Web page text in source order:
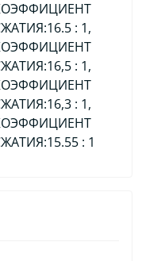
: 1,
: 1,
: 1,
: 1